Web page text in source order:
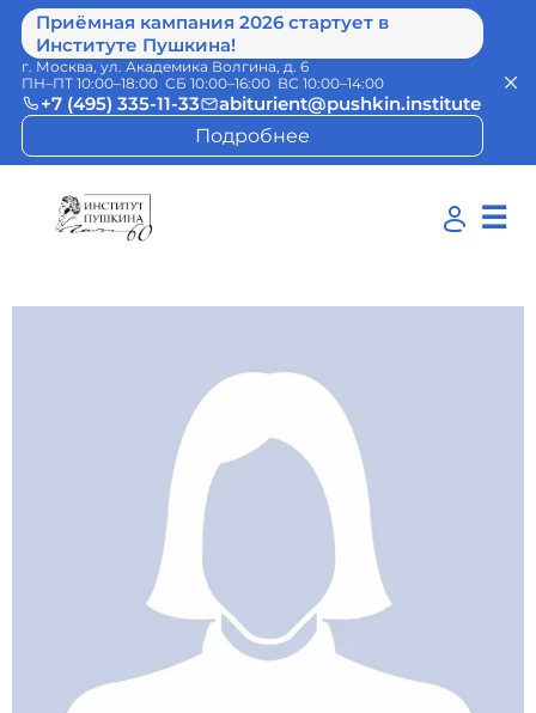
Приёмная кампания 2026 стартует в
Институте Пушкина!
г. Москва, ул. Академика Волгина, д. 6
ПН–ПТ 10:00–18:00 СБ 10:00–16:00 ВС 10:00–14:00
+7 (495) 335-11-33
abiturient@pushkin.institute
Подробнее
☰